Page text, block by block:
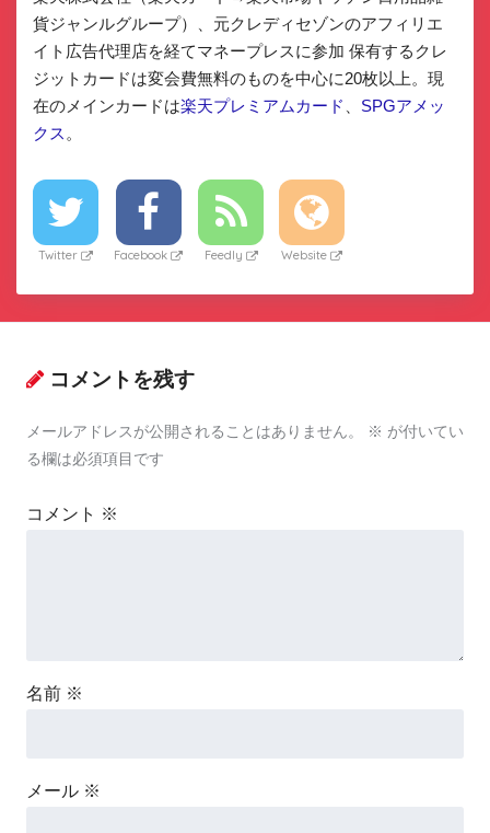
貨ジャンルグループ）、元クレディセゾンのアフィリエ
イト広告代理店を経てマネープレスに参加 保有するクレ
ジットカードは変会費無料のものを中心に20枚以上。現
在のメインカードは楽天プレミアムカード
SPGアメッ
クス 。
Twitter Facebook Feedly Website
コメントを残す
メールアドレスが公開されることはありません。 ※ が付いてい
る欄は必須項目です
コメント ※
名前 ※
メール ※